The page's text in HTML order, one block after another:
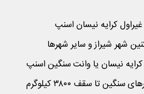
شهر شیراز و سایر شهرها
نیسان یا وانت سنگین اسنپ
تا سقف ۳۸۰۰ کیلوگرم